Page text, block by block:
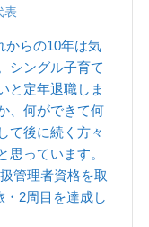
表
からの10年は気
シングル子育て
と定年退職しま
、何ができて何
て後に続く方々
思っています。
管理者資格を取
2周目を達成し